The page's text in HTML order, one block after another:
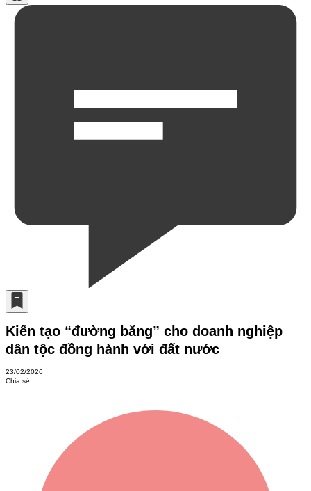
Kiến tạo “đường băng” cho doanh nghiệp
dân tộc đồng hành với đất nước
23/02/2026
Chia sẻ